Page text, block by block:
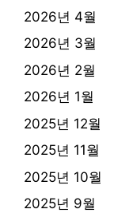
2026년 4월
2026년 3월
2026년 2월
2026년 1월
2025년 12월
2025년 11월
2025년 10월
2025년 9월